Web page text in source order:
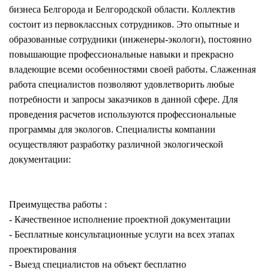
бизнеса Белгорода и Белгородской области. Коллектив
состоит из первоклассных сотрудников. Это опытные и
образованные сотрудники (инженеры-экологи), постоянно
повышающие профессиональные навыки и прекрасно
владеющие всеми особенностями своей работы. Слаженная
работа специалистов позволяют удовлетворить любые
потребности и запросы заказчиков в данной сфере. Для
проведения расчетов используются профессиональные
программы для экологов. Специалисты компании
осуществляют разработку различной экологической
документации:
Преимущества работы :
- Качественное исполнение проектной документации
- Бесплатные консультационные услуги на всех этапах
проектирования
- Выезд специалистов на объект бесплатно